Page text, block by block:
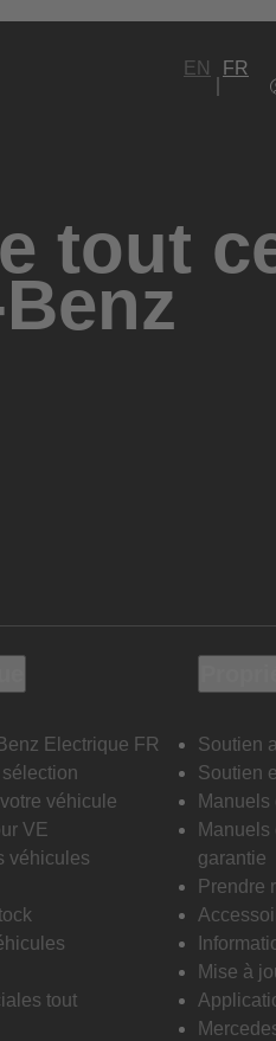
EN
FR
tout
Electrique FR
véhicule
VE
véhicules
tout
Soutien
Soutien
Manuels
Manuels
garantie
Prendre
Mise à